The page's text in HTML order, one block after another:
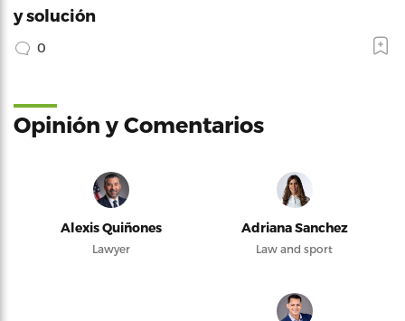
y solución
0
Opinión y Comentarios
Alexis Quiñones
Lawyer
Adriana Sanchez
Law and sport